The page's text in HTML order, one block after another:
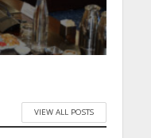
VIEW ALL POSTS